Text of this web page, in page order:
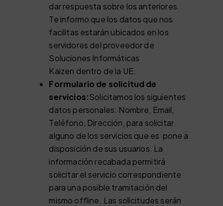
dar respuesta sobre los anteriores.
Te informo que los datos que nos
facilitas estarán ubicados en los
servidores del proveedor de
Soluciones Informáticas
Kaizen dentro de la UE.
Formulario de solicitud de
servicios:Solicitamos los siguientes
datos personales: Nombre, Email,
Teléfono, Dirección, para solicitar
alguno de los servicios que es pone a
disposición de sus usuarios. La
información recabada permitirá
solicitar el servicio correspondiente
para una posible tramitación del
mismo offline. Las solicitudes serán